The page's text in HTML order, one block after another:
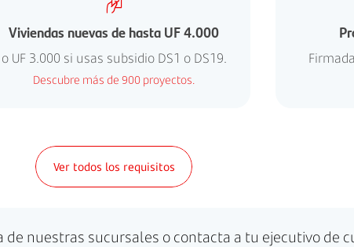
Viviendas nuevas de hasta UF 4.000
o UF 3.000 si usas subsidio DS1 o DS19.
Descubre más de 900 proyectos.
Ver todos los requisitos
nuestras sucursales o contacta a tu ejecutivo de